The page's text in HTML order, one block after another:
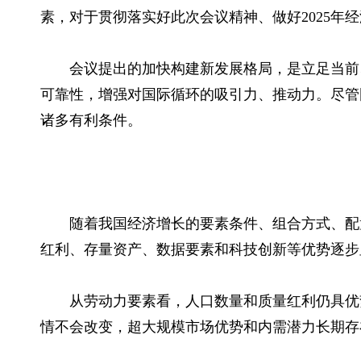
素，对于贯彻落实好此次会议精神、做好2025年
会议提出的加快构建新发展格局，是立足当
可靠性，增强对国际循环的吸引力、推动力。尽
诸多有利条件。
随着我国经济增长的要素条件、组合方式、
红利、存量资产、数据要素和科技创新等优势逐
从劳动力要素看，人口数量和质量红利仍具
情不会改变，超大规模市场优势和内需潜力长期